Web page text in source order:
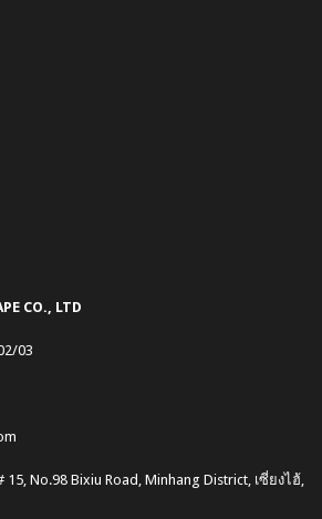
CO., LTD
03
No.98 Bixiu Road, Minhang District, เซี่ยงไฮ้,